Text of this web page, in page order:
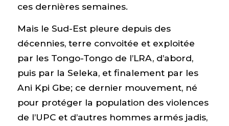
ces dernières semaines.
Mais le Sud-Est pleure depuis des
décennies, terre convoitée et exploitée
par les Tongo-Tongo de l’LRA, d’abord,
puis par la Seleka, et finalement par les
Ani Kpi Gbe; ce dernier mouvement, né
pour protéger la population des violences
de l’UPC et d’autres hommes armés jadis,